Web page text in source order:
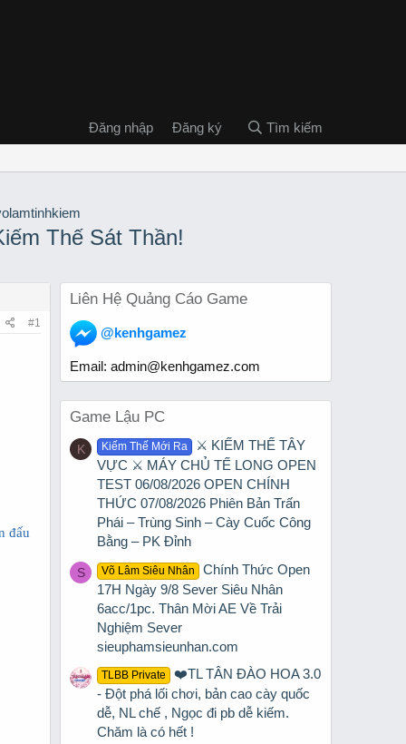
Đăng nhập Đăng ký Tìm kiếm
Thế Sát Thần!
#1
đấu
Liên Hệ Quảng Cáo Game
@kenhgamez
Email: admin@kenhgamez.com
Game Lậu PC
K Kiếm Thế Mới Ra
⚔️ KIẾM THẾ TÂY
VỰC ⚔️ MÁY CHỦ TẾ LONG OPEN
TEST 06/08/2026 OPEN CHÍNH
THỨC 07/08/2026 Phiên Bản Trấn
Phái – Trùng Sinh – Cày Cuốc Công
Bằng – PK Đỉnh
S Võ Lâm Siêu Nhân
Chính Thức Open
17H Ngày 9/8 Sever Siêu Nhân
6acc/1pc. Thân Mời AE Về Trải
Nghiệm Sever
sieuphamsieunhan.com
TLBB Private
❤️TL TÂN ĐÀO HOA 3.0
- Đột phá lối chơi, bản cao cày quốc
dễ, NL chế , Ngọc đi pb dễ kiếm.
Chăm là có hết !